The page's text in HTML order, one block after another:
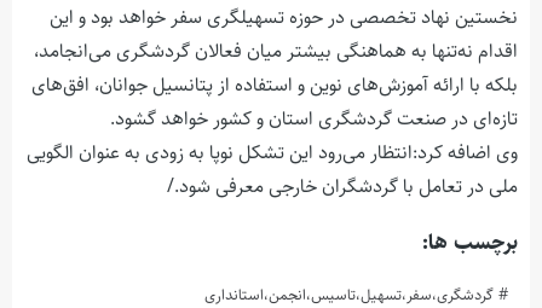
نخستین نهاد تخصصی در حوزه تسهیلگری سفر خواهد بود و این
اقدام نه‌تنها به هماهنگی بیشتر میان فعالان گردشگری می‌انجامد،
بلکه با ارائه آموزش‌های نوین و استفاده از پتانسیل جوانان، افق‌های
تازه‌ای در صنعت گردشگری استان و کشور خواهد گشود.
وی اضافه کرد:انتظار می‌رود این تشکل نوپا به زودی به عنوان الگویی
ملی در تعامل با گردشگران خارجی معرفی شود./
برچسب ها:
گردشگری،سفر،تسهیل،تاسیس،انجمن،استانداری